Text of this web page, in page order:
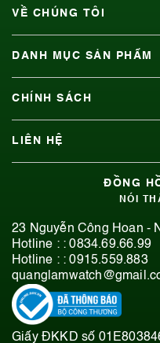
VỀ CHÚNG TÔI
DANH MỤC SẢN PHẨM
CHÍNH SÁCH
LIÊN HỆ
ĐỒNG
NÓI
23 Nguyễn Công Hoan -
Hotline : :0834.69.66.99
Hotline : :0915.559.883
Giấy ĐKKD số